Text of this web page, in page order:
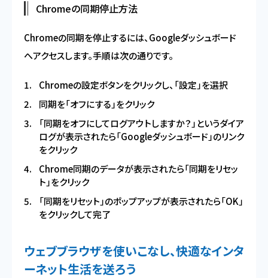
Chromeの同期停止方法
Chromeの同期を停止するには、Googleダッシュボード
へアクセスします。手順は次の通りです。
Chromeの設定ボタンをクリックし、「設定」を選択
同期を「オフにする」をクリック
「同期をオフにしてログアウトしますか？」というダイア
ログが表示されたら「Googleダッシュボード」のリンク
をクリック
Chrome同期のデータが表示されたら「同期をリセッ
ト」をクリック
「同期をリセット」のポップアップが表示されたら「OK」
をクリックして完了
ウェブブラウザを使いこなし、快適なインタ
ーネット生活を送ろう